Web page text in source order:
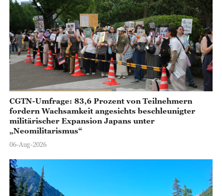
CGTN-Umfrage: 83,6 Prozent von Teilnehmern
fordern Wachsamkeit angesichts beschleunigter
militärischer Expansion Japans unter
„Neomilitarismus“
06-Aug-2026